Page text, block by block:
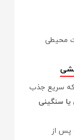
محیطی
سریع جذب
سنگینی
پس از